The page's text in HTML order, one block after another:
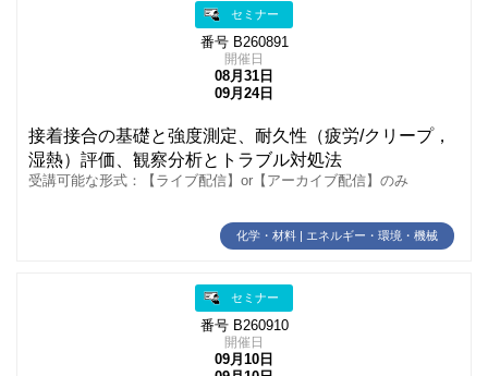
セミナー
番号 B260891
開催日
08月31日
09月24日
接着接合の基礎と強度測定、耐久性（疲労/クリープ，
湿熱）評価、観察分析とトラブル対処法
受講可能な形式：【ライブ配信】or【アーカイブ配信】のみ
化学・材料 | エネルギー・環境・機械
セミナー
番号 B260910
開催日
09月10日